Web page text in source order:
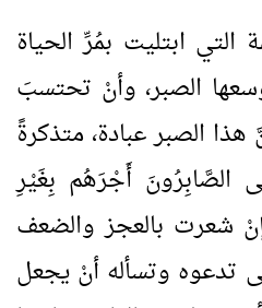
التي ابتليت بمُرِّ الحياة
الصبر، وأنْ تحتسبَ
هذا الصبر عبادة، متذكرةً
الصَّابِرُونَ أَجْرَهُم بِغَيْرِ
شعرت بالعجز والضعف
تدعوه وتسأله أنْ يجعل